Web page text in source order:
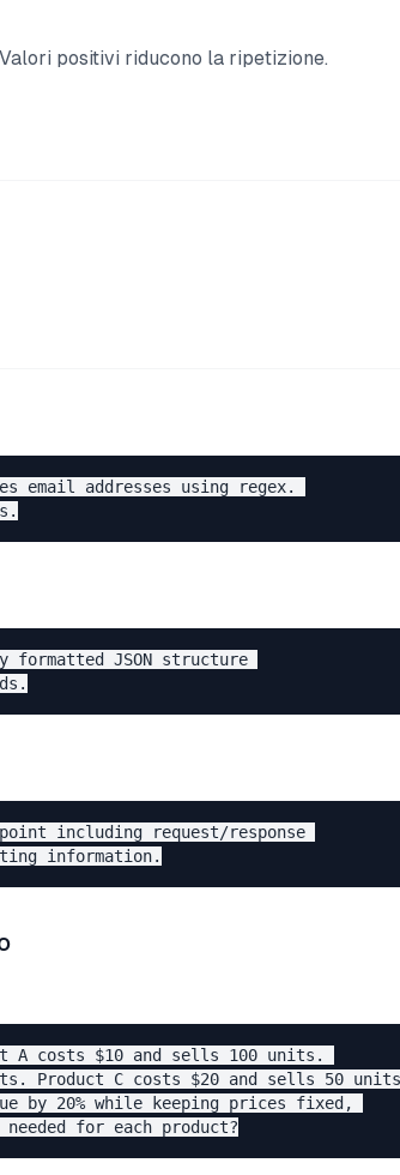
positivi riducono la ripetizione.
email addresses using regex.
formatted JSON structure
including request/response
A costs $10 and sells 100 units.
Product C costs $20 and sells 50
by 20% while keeping prices fixed,